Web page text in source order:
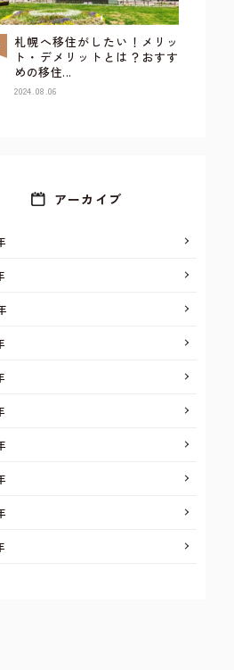
札幌へ移住がしたい！メリッ
ト・デメリットとは？おすす
めの移住...
2024.08.06
アーカイブ